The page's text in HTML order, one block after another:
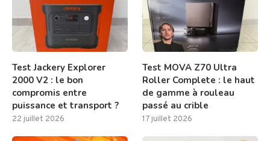
Test Jackery Explorer
2000 V2 : le bon
compromis entre
puissance et transport ?
22 juillet 2026
Test MOVA Z70 Ultra
Roller Complete : le haut
de gamme à rouleau
passé au crible
17 juillet 2026